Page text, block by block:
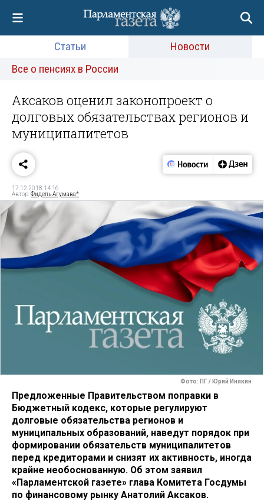
Статьи
Новости
Все о пенсиях в России
Аксаков оценил законопроект о
долговых обязательствах регионов и
муниципалитетов
17.12.2018 14:16
Автор:Фидель Агумава*
Фото: ПГ / Юрий Инякин
Предложенные Правительством поправки в
Бюджетный кодекс, которые регулируют
долговые обязательства регионов и
муниципальных образований, наведут порядок при
формировании обязательств муниципалитетов
перед кредиторами и снизят их активность, иногда
крайне необоснованную. Об этом заявил
«Парламентской газете» глава Комитета Госдумы
по финансовому рынку Анатолий Аксаков.